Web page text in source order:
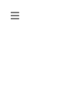
Toggle